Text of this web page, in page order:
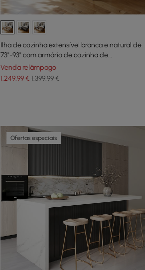
Ilha de cozinha extensível branca e natural de
73"-93" com armário de cozinha de
armazenamento
Venda relâmpago
1.249,99€ 1.399,99 €
Ofertas especiais